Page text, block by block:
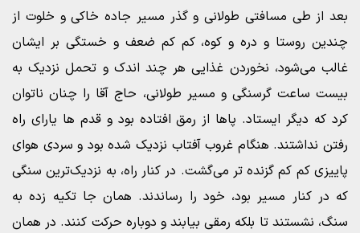
بعد از طی مسافتی طولانی و گذر مسیر جاده خاکی و خلوت از
چندین روستا و دره و کوه، کم کم ضعف و خستگی بر ایشان
غالب می‌شود، نخوردن غذایی هر چند اندک و تحمل نزدیک به
بیست ساعت گرسنگی و مسیر طولانی، حاج آقا را چنان ناتوان
کرد که دیگر ایستاد. پاها از رمق افتاده بود و قدم ها یارای راه
رفتن نداشتند. هنگام غروب آفتاب نزدیک شده بود و سردی هوای
پاییزی کم کم گزنده تر می‌گشت. در کنار راه، به نزدیک‌ترین سنگی
که در کنار مسیر بود، خود را رساندند. همان جا تکیه زده به
سنگ، نشستند تا بلکه رمقی بیابند و دوباره حرکت کنند. در همان